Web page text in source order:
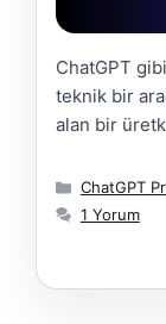
ChatGPT
teknik bir
alan bir
önemli
optimize
Kategoriler
ChatGPT
1 Yorum